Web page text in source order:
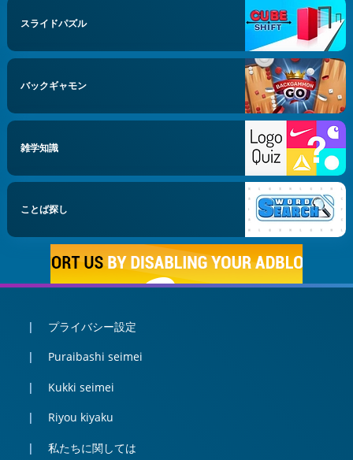
スライドパズル
バックギャモン
雑学知識
ことば探し
プライバシー設定
Puraibashi seimei
Kukki seimei
Riyou kiyaku
私たちに関しては